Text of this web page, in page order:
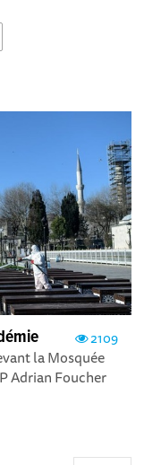
2109
la Mosquée
Adrian Foucher